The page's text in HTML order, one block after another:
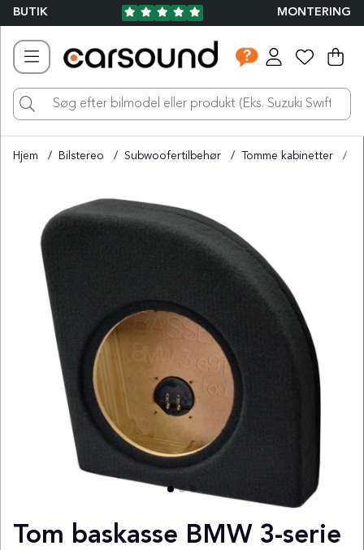
BUTIK MONTERING
.
Hjem Bilstereo Subwoofertilbehør Tomme kabinetter
Tom baskasse BMW 3-serie